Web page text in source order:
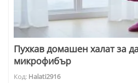
Пухкав домашен халат за
микрофибър
Код: Halati2916